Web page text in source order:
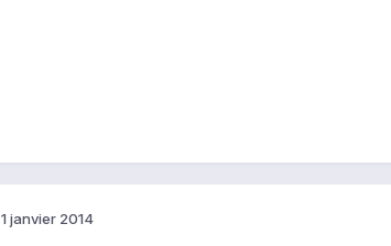
1 janvier 2014